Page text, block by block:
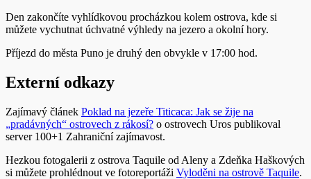
Den zakončíte vyhlídkovou procházkou kolem ostrova, kde si
můžete vychutnat úchvatné výhledy na jezero a okolní hory.
Příjezd do města Puno je druhý den obvykle v 17:00 hod.
Externí odkazy
Zajímavý článek Poklad na jezeře Titicaca: Jak se žije na
„pradávných“ ostrovech z rákosí? o ostrovech Uros publikoval
server 100+1 Zahraniční zajímavost.
Hezkou fotogalerii z ostrova Taquile od Aleny a Zdeňka Haškových
si můžete prohlédnout ve fotoreportáži Vyloděni na ostrově Taquile.